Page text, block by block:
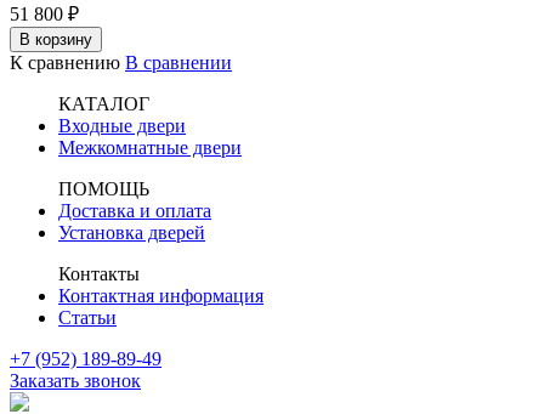
51 800 ₽
В корзину
К сравнению В сравнении
КАТАЛОГ
Входные двери
Межкомнатные двери
ПОМОЩЬ
Доставка и оплата
Установка дверей
Контакты
Контактная информация
Статьи
+7 (952) 189-89-49
Заказать звонок